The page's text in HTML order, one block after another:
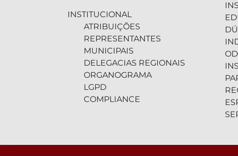
INSTITUCIONAL
ATRIBUIÇÕES
REPRESENTANTES
MUNICIPAIS
DELEGACIAS REGIONAIS
ORGANOGRAMA
LGPD
COMPLIANCE